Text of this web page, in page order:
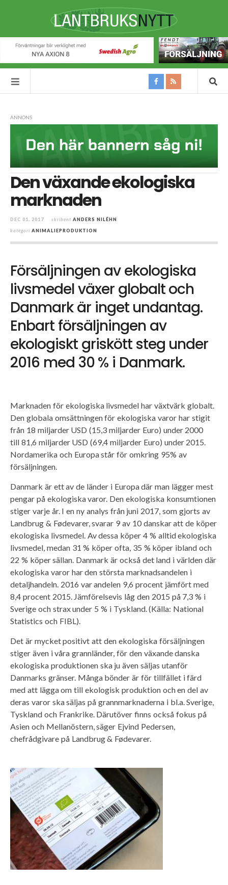
ANNONS
Den växande ekologiska
marknaden
DEC 01, 2017 skribent ANDERS NILÉHN
kategori ANIMALIEPRODUKTION
Försäljningen av ekologiska
livsmedel växer globalt och
Danmark är inget undantag.
Enbart försäljningen av
ekologiskt griskött steg under
2016 med 30 % i Danmark.
Marknaden för ekologiska livsmedel har växtvärk globalt.
Den globala omsättningen för ekologiska varor har stigit
från 18 miljarder USD (15,3 miljarder Euro) under 2000
till 81,6 miljarder USD (69,4 miljarder Euro) under 2015.
Nordamerika och Europa står för omkring 95% av
försäljningen.
Danmark är ett av de länder i Europa där man lägger mest
pengar på ekologiska varor. Den ekologiska konsumtionen
stiger varje år. I en ny analys från juni 2017, som gjorts av
Landbrug & Fødevarer, svarar 9 av 10 danskar att de köper
ekologiska livsmedel. Av dessa köper 4 % alltid ekologiska
livsmedel, medan 31 % köper ofta, 35 % köper ibland och
22 % köper sällan. Danmark är också det land i världen där
ekologiska varor har den största marknadsandelen i
detaljhandeln. 2016 var andelen 9,6 procent jämfört med
8,4 procent 2015. Jämförelsevis låg den 2015 på 7,3 % i
Sverige och strax under 5 % i Tyskland. (Källa: National
Statistics och FIBL).
Det är mycket positivt att den ekologiska försäljningen
stiger även i våra grannländer, för den växande danska
ekologiska produktionen ska ju även säljas utanför
Danmarks gränser. Många bönder är för tillfället i färd
med att lägga om till ekologisk produktion och en del av
deras varor ska säljas på grannmarknaderna i bl.a. Sverige,
Tyskland och Frankrike. Därutöver finns också fokus på
Asien och Mellanöstern, säger Ejvind Pedersen,
chefrådgivare på Landbrug & Fødevarer.